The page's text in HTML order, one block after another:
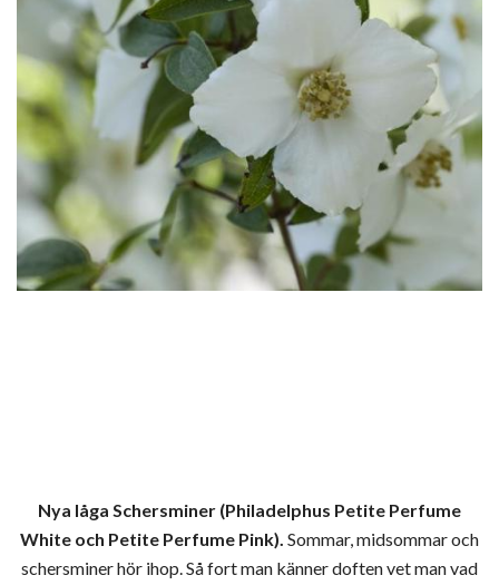
Nya låga Schersminer (Philadelphus Petite Perfume
White och Petite Perfume Pink). Sommar, midsommar och
schersminer hör ihop. Så fort man känner doften vet man vad